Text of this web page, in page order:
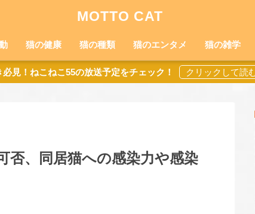
MOTTO CAT
猫の健康 猫の種類 猫のエンタメ 猫の雑学
必見！ねこねこ55の放送予定をチェック！
否、同居猫への感染力や感染